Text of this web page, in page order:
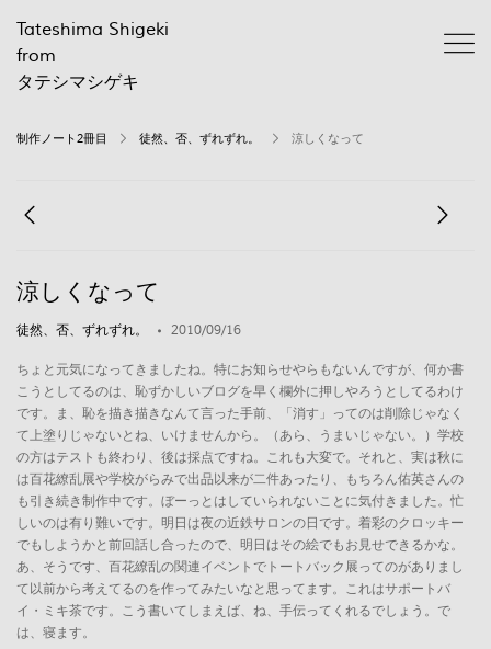
Tateshima Shigeki
from
タテシマシゲキ
制作ノート2冊目 徒然、否、ずれずれ。 涼しくなって
涼しくなって
徒然、否、ずれずれ。 2010/09/16
ちょと元気になってきましたね。特にお知らせやらもないんですが、何か書
こうとしてるのは、恥ずかしいブログを早く欄外に押しやろうとしてるわけ
です。ま、恥を描き描きなんて言った手前、「消す」ってのは削除じゃなく
て上塗りじゃないとね、いけませんから。（あら、うまいじゃない。）学校
の方はテストも終わり、後は採点ですね。これも大変で。それと、実は秋に
は百花繚乱展や学校がらみで出品以来が二件あったり、もちろん佑英さんの
も引き続き制作中です。ぼーっとはしていられないことに気付きました。忙
しいのは有り難いです。明日は夜の近鉄サロンの日です。着彩のクロッキー
でもしようかと前回話し合ったので、明日はその絵でもお見せできるかな。
あ、そうです、百花繚乱の関連イベントでトートバック展ってのがありまし
て以前から考えてるのを作ってみたいなと思ってます。これはサポートバ
イ・ミキ茶です。こう書いてしまえば、ね、手伝ってくれるでしょう。で
は、寝ます。